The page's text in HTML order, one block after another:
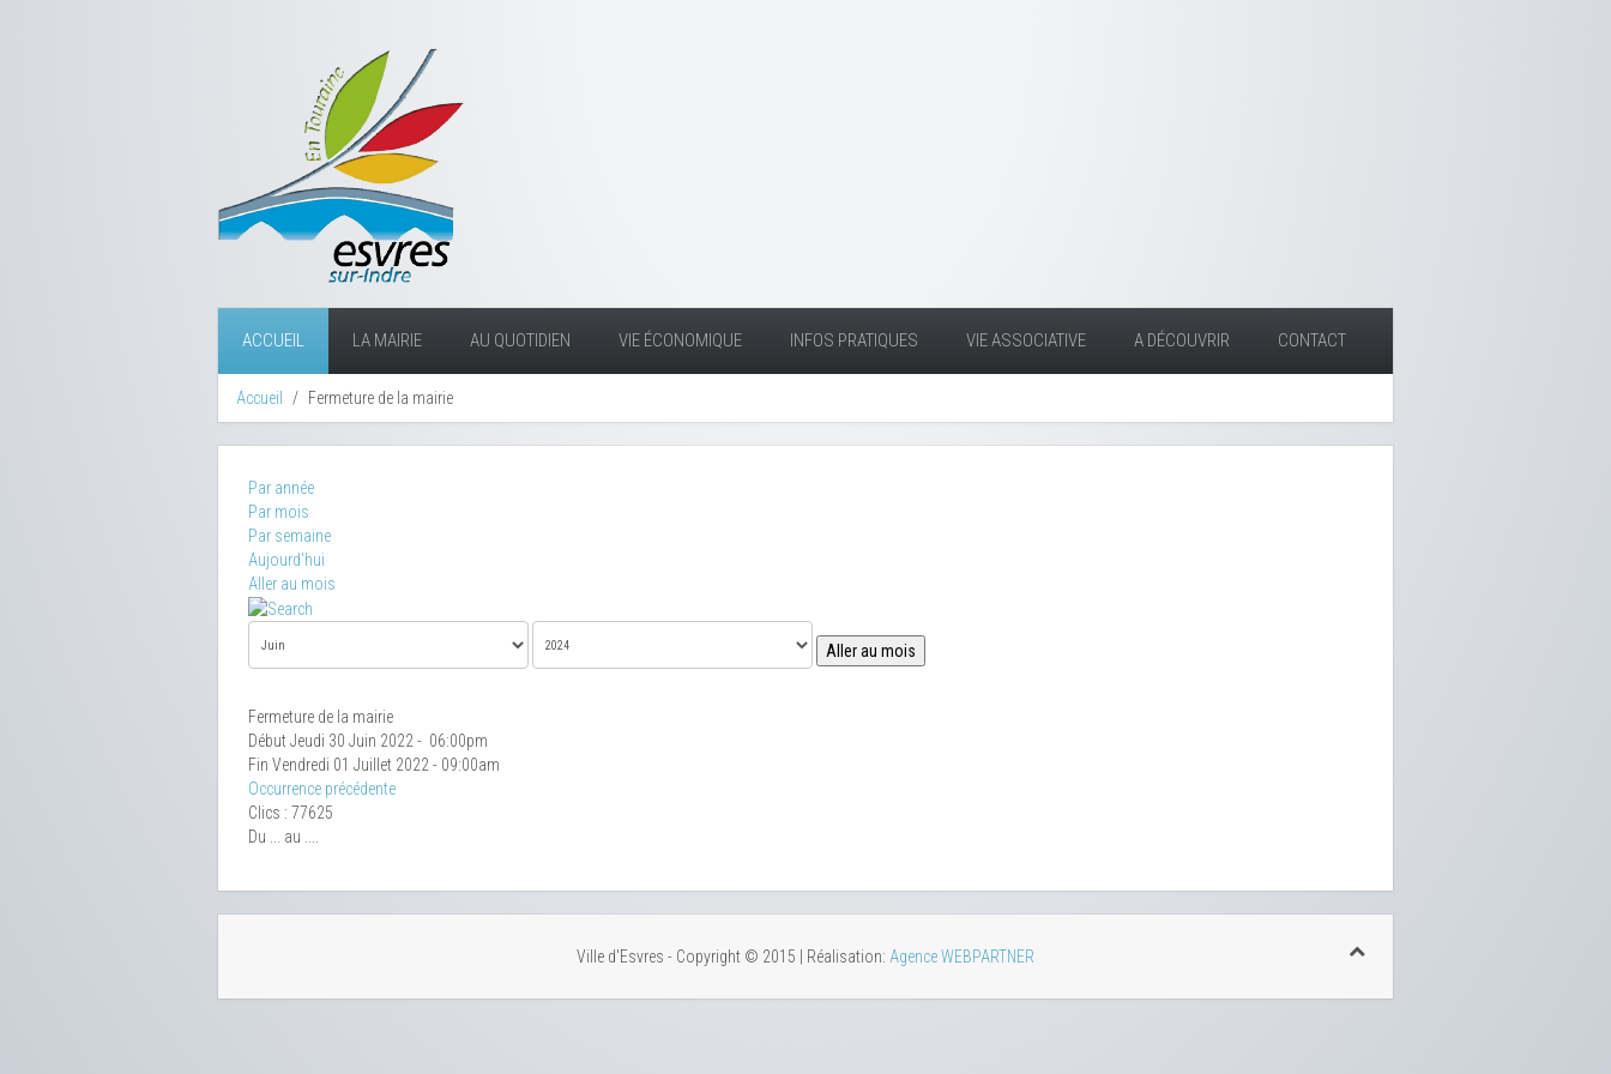
ACCUEIL LA MAIRIE AU QUOTIDIEN VIE ÉCONOMIQUE INFOS PRATIQUES VIE ASSOCIATIVE A DÉCOUVRIR CONTACT
Accueil Fermeture de la mairie
Par année
Par mois
Par semaine
Aujourd'hui
Aller au mois
Aller au mois
Fermeture de la mairie
Début Jeudi 30 Juin 2022 - 06:00pm
Fin Vendredi 01 Juillet 2022 - 09:00am
Occurrence précédente
Clics : 77625
Du ... au ....
Ville d'Esvres - Copyright © 2015 | Réalisation: Agence WEBPARTNER